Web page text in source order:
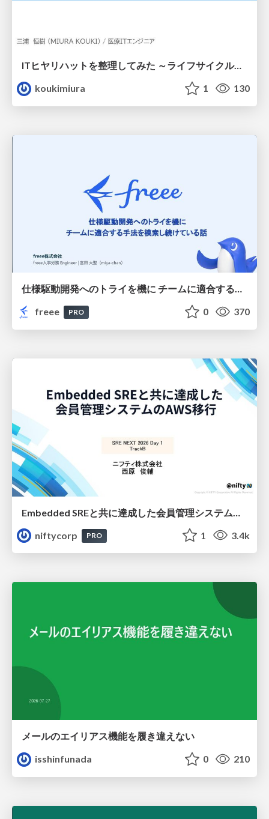
ITヒヤリハットを整理してみた ～ライフサイクルと原因から考える再発防止策～
koukimiura
1 130
仕様駆動開発へのトライを機に チームに適合する手法を模索し続けている話
freee
PRO 0 370
niftycorp
PRO 1 3.4k
メールのエイリアス機能を履き違えない
isshinfunada
0 210